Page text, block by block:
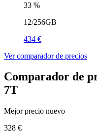
33 %
12/256GB
434 €
Ver comparador de precios
Comparador de
7T
Mejor precio nuevo
328 €